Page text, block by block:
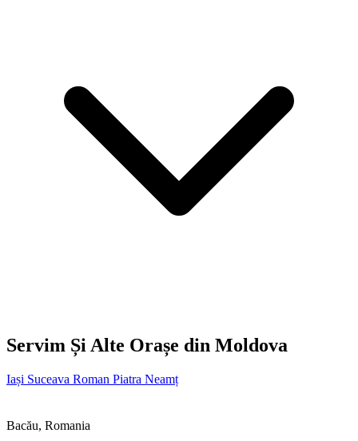
Servim Și Alte Orașe din Moldova
Iași Suceava Roman Piatra Neamț
Bacău, Romania